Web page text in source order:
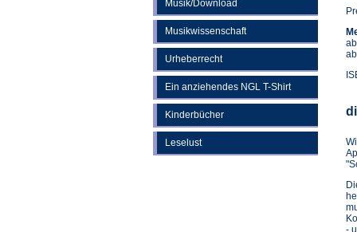
Musik/Download
Musikwissenschaft
Urheberrecht
Ein anziehendes NGL T-Shirt
Kinderbücher
Leselust